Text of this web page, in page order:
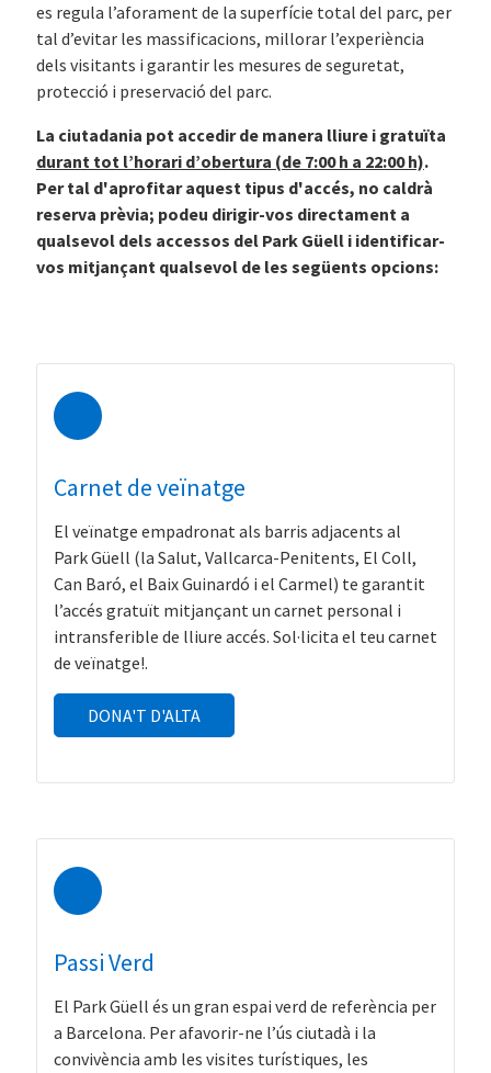
es regula l’aforament de la superfície total del parc, per
tal d’evitar les massificacions, millorar l’experiència
dels visitants i garantir les mesures de seguretat,
protecció i preservació del parc.
La ciutadania pot accedir de manera lliure i gratuïta
durant tot l’horari d’obertura (de 7:00 h a 22:00 h).
Per tal d'aprofitar aquest tipus d'accés, no caldrà
reserva prèvia; podeu dirigir-vos directament a
qualsevol dels accessos del Park Güell i identificar-
vos mitjançant qualsevol de les següents opcions:
Carnet de veïnatge
El veïnatge empadronat als barris adjacents al
Park Güell (la Salut, Vallcarca-Penitents, El Coll,
Can Baró, el Baix Guinardó i el Carmel) te garantit
l’accés gratuït mitjançant un carnet personal i
intransferible de lliure accés. Sol·licita el teu carnet
de veïnatge!.
DONA'T D'ALTA
Passi Verd
El Park Güell és un gran espai verd de referència per
a Barcelona. Per afavorir-ne l’ús ciutadà i la
convivència amb les visites turístiques, les